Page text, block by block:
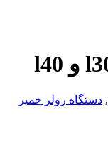
, دستگاه رولر خمیر